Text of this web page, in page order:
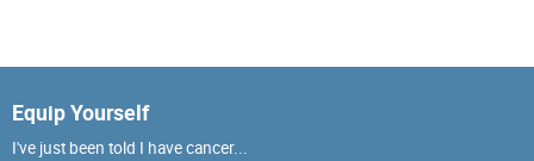
Equip Yourself
I've just been told I have cancer...